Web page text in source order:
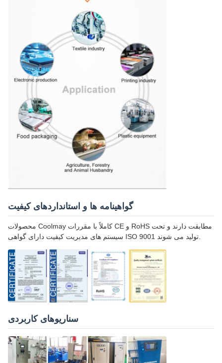
گواهینامه ها و استانداردهای کیفیت
محصولات Coolmay کاملاً با مقررات CE و RoHS مطابقت دارند و تحت
سیستم های مدیریت کیفیت دارای گواهی ISO 9001 تولید می شوند.
سناریوهای کاربردی